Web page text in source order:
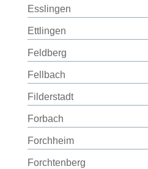
Esslingen
Ettlingen
Feldberg
Fellbach
Filderstadt
Forbach
Forchheim
Forchtenberg